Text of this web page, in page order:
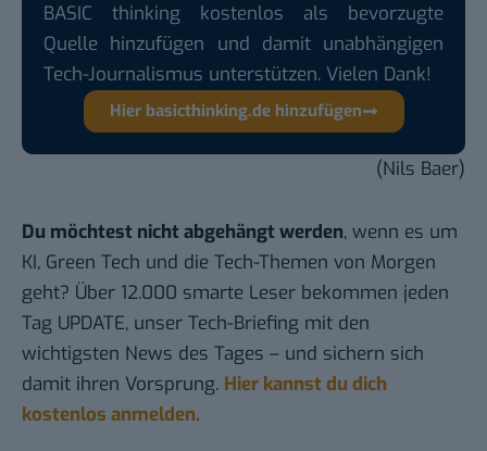
BASIC thinking kostenlos als bevorzugte
Quelle hinzufügen und damit unabhängigen
Tech-Journalismus unterstützen. Vielen Dank!
Hier basicthinking.de hinzufügen
(Nils Baer)
Du möchtest nicht abgehängt werden, wenn es um
KI, Green Tech und die Tech-Themen von Morgen
geht? Über 12.000 smarte Leser bekommen jeden
Tag UPDATE, unser Tech-Briefing mit den
wichtigsten News des Tages – und sichern sich
damit ihren Vorsprung. Hier kannst du dich
kostenlos anmelden.